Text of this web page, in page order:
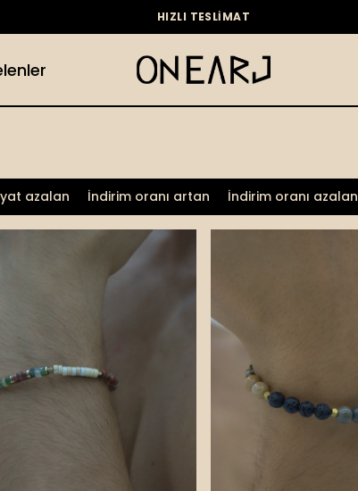
HIZLI TESLİMAT
azalan İndirim oranı artan İndirim oranı azalan